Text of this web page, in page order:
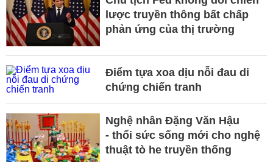
lược truyền thông bất chấp
phản ứng của thị trường
Điểm tựa xoa dịu nỗi đau di
chứng chiến tranh
Nghệ nhân Đặng Văn Hậu
- thổi sức sống mới cho nghệ
thuật tò he truyền thống